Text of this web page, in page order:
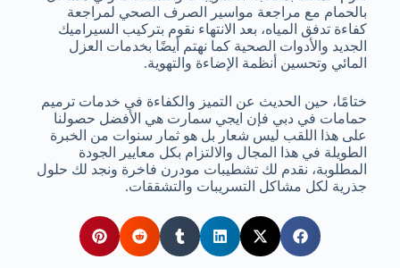
بالحمام مع مراجعة مواسير الصرف الصحي لمراجعة
كفاءة تدفق المياه، بعد الانتهاء نقوم بتركيب السيراميك
الجديد والأدوات الصحية كما نهتم أيضًا بخدمات العزل
المائي وتحسين أنظمة الإضاءة والتهوية.
ختامًا، حين الحديث عن التميز والكفاءة في خدمات ترميم
حمامات في دبي فإن ايجي سمارت هي الأفضل حصولنا
على هذا اللقب ليس شعار بل هو ثمار سنوات من الخبرة
الطويلة في هذا المجال والالتزام بكل معايير الجودة
المطلوبة، نقدم لك تشطيبات مودرن فاخرة ونجد لك حلول
جذرية لكل مشاكل التسريبات والتشققات.